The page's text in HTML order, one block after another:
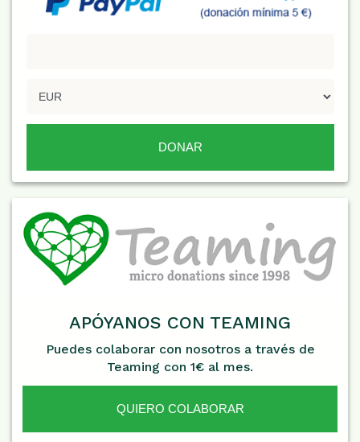
APÓYANOS CON TEAMING
Puedes colaborar con nosotros a través de
Teaming con 1€ al mes.
QUIERO COLABORAR